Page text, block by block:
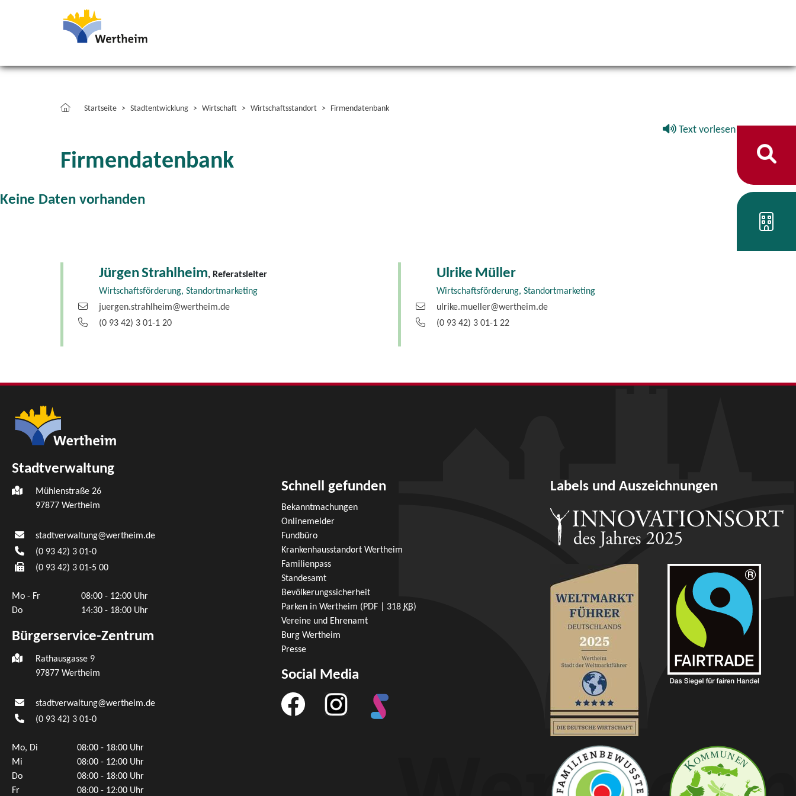
Startseite Stadtentwicklung Wirtschaft Wirtschaftsstandort Firmendatenbank
Text vorlesen
Firmendatenbank
Keine Daten vorhanden
JürgenStrahlheim, Referatsleiter
Wirtschaftsförderung, Standortmarketing
juergen.strahlheim@wertheim.de
(0 93 42) 3 01-1 20
Ulrike Müller
Wirtschaftsförderung, Standortmarketing
ulrike.mueller@wertheim.de
(0 93 42) 3 01-1 22
Stadtverwaltung
Mühlenstraße 26
97877 Wertheim
stadtverwaltung@wertheim.de
(0 93 42) 3 01-0
(0 93 42) 3 01-5 00
Mo - Fr
08:00 - 12:00 Uhr
Do
14:30 - 18:00 Uhr
Bürgerservice-Zentrum
Rathausgasse 9
97877 Wertheim
stadtverwaltung@wertheim.de
(0 93 42) 3 01-0
Mo, Di
08:00 - 18:00 Uhr
Mi
08:00 - 12:00 Uhr
Do
08:00 - 18:00 Uhr
Fr
08:00 - 12:00 Uhr
Schnell gefunden
Bekanntmachungen
Onlinemelder
Fundbüro
Krankenhausstandort Wertheim
Familienpass
Standesamt
Bevölkerungssicherheit
Parken in Wertheim (PDF | 318 KB)
Vereine und Ehrenamt
Burg Wertheim
Presse
Social Media
Labels und Auszeichnungen